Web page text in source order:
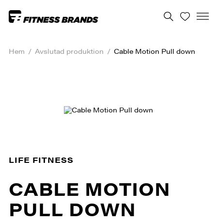
Hem / Avslutad produktion / Cable Motion Pull down
LIFE FITNESS
CABLE MOTION
PULL DOWN